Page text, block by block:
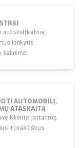
autošaltkalviai,
lankytis
AUTOMOBILĮ,
ATASKAITĄ
Kliento pritarimą.
ir praktiškus